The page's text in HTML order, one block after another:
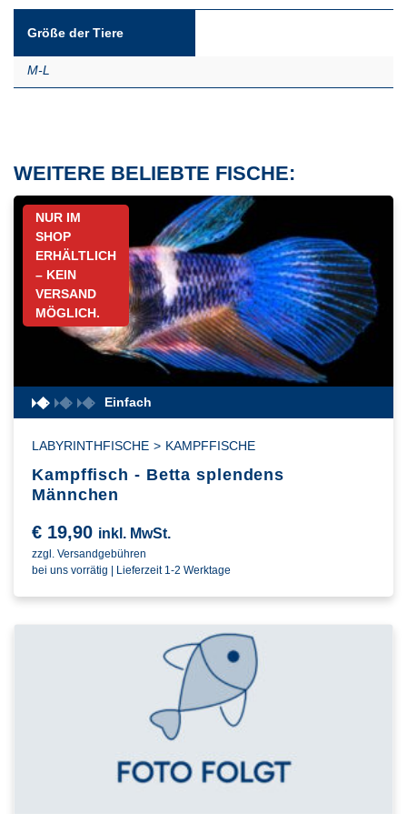
Größe der Tiere
M-L
WEITERE BELIEBTE FISCHE:
NUR IM
SHOP
ERHÄLTLICH
– KEIN
VERSAND
MÖGLICH.
Einfach
LABYRINTHFISCHE > KAMPFFISCHE
Kampffisch - Betta splendens
Männchen
€ 19,90 inkl. MwSt.
zzgl. Versandgebühren
bei uns vorrätig | Lieferzeit 1-2 Werktage